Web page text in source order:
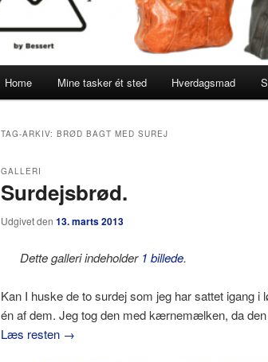
Home Mine tasker ét sted Hverdagsmad
TAG-ARKIV: BRØD BAGT MED SUREJ
Surdejsbrød.
GALLERI
Udgivet den 13. marts 2013
Dette galleri indeholder 1 billede.
Kan I huske de to surdej som jeg har sattet igang i
én af dem. Jeg tog den med kærnemælken, da
Læs resten →